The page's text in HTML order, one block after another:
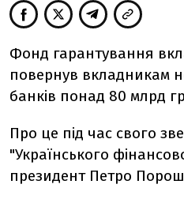
Фонд гарантування
повернув вкладникам
банків понад 80 млрд
Про це під час свого
"Українського
президент Петро